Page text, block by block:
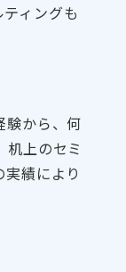
ィングも
験から、何
机上のセミ
績により